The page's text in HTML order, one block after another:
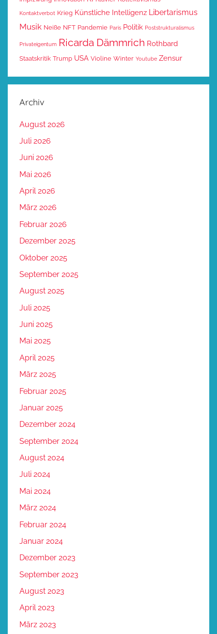
Kontaktverbot Krieg Künstliche Intelligenz Libertarismus
Musik Neiße NFT Pandemie Paris Politik Poststrukturalismus
Privateigentum Ricarda Dämmrich Rothbard
Staatskritik Trump USA Violine Winter Youtube Zensur
Archiv
August 2026
Juli 2026
Juni 2026
Mai 2026
April 2026
März 2026
Februar 2026
Dezember 2025
Oktober 2025
September 2025
August 2025
Juli 2025
Juni 2025
Mai 2025
April 2025
März 2025
Februar 2025
Januar 2025
Dezember 2024
September 2024
August 2024
Juli 2024
Mai 2024
März 2024
Februar 2024
Januar 2024
Dezember 2023
September 2023
August 2023
April 2023
März 2023